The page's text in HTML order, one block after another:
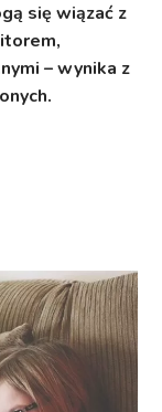
się wiązać z
– wynika z